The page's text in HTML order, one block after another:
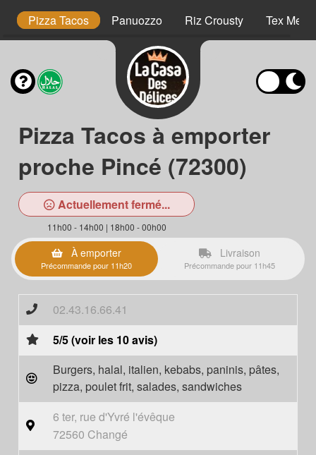
Pizza Tacos Panuozzo Riz Crousty Tex Mex
Pizza Tacos à emporter
proche Pincé (72300)
Actuellement fermé...
11h00 - 14h00 | 18h00 - 00h00
À emporter
Précommande pour 11h20
Livraison
Précommande pour 11h45
02.43.16.66.41
5/5 (voir les 10 avis)
Burgers, halal, italien, kebabs, paninis, pâtes,
pizza, poulet frit, salades, sandwiches
6 ter, rue d'Yvré l'évêque
72560 Changé